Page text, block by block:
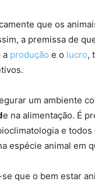
que os
a premissa de
a produção e o lucro,
um ambiente
e na alimentação. É
e
espécie animal em
que o bem estar